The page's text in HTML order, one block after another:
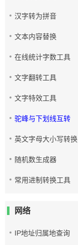
汉字转为拼音
文本内容替换
在线统计字数工具
文字翻转工具
文字特效工具
驼峰与下划线互转
英文字母大小写转换
随机数生成器
常用进制转换工具
网络
IP地址归属地查询